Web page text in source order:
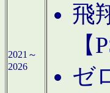
2021～
2026
飛
ゼ